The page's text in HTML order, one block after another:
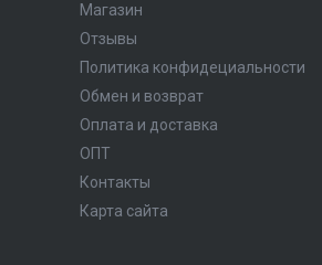
Магазин
Отзывы
Политика конфидециальности
Обмен и возврат
Оплата и доставка
ОПТ
Контакты
Карта сайта